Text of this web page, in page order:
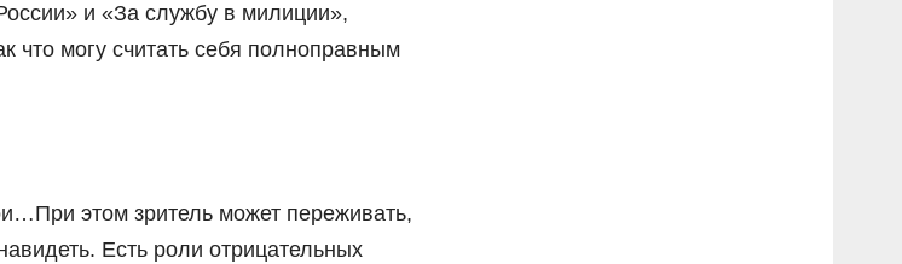
и «За службу в милиции»,
что могу считать себя полноправным
этом зритель может переживать,
Есть роли отрицательных